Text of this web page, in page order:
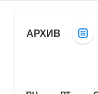
АРХИВ